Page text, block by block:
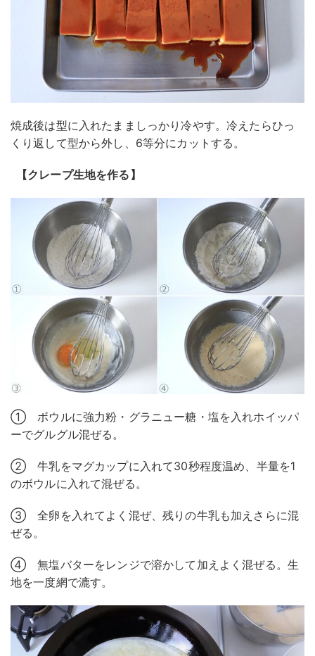
焼成後は型に入れたまましっかり冷やす。冷えたらひっ
くり返して型から外し、6等分にカットする。
【クレープ生地を作る】
① ボウルに強力粉・グラニュー糖・塩を入れホイッパ
ーでグルグル混ぜる。
② 牛乳をマグカップに入れて30秒程度温め、半量を1
のボウルに入れて混ぜる。
③ 全卵を入れてよく混ぜ、残りの牛乳も加えさらに混
ぜる。
④ 無塩バターをレンジで溶かして加えよく混ぜる。生
地を一度網で漉す。